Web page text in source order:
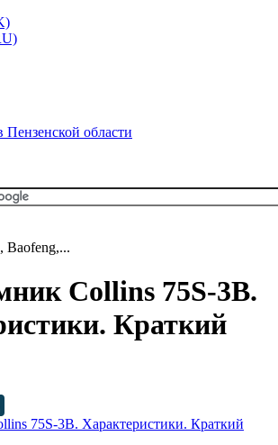
области
Baofeng,...
Collins 75S-3B.
Краткий